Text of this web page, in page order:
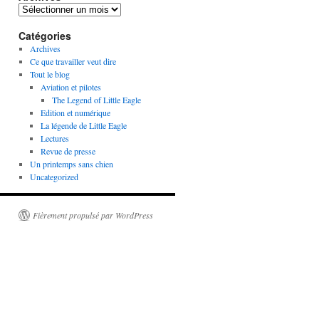
Archives
Catégories
Archives
Ce que travailler veut dire
Tout le blog
Aviation et pilotes
The Legend of Little Eagle
Edition et numérique
La légende de Little Eagle
Lectures
Revue de presse
Un printemps sans chien
Uncategorized
Fièrement propulsé par WordPress